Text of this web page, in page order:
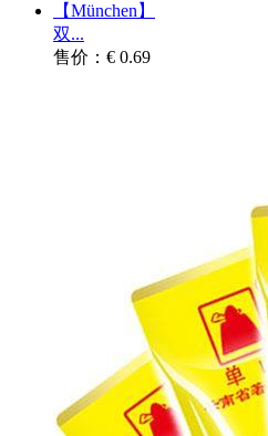
【München】
双...
售价：€ 0.69